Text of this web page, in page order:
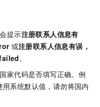
提示注册联系人信息有
或注册联系人信息有误，
。
家代码是否填写正确。例
系统默认值，请勿将国内